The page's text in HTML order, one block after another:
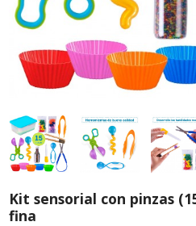
Kit sensorial con pinzas
fina